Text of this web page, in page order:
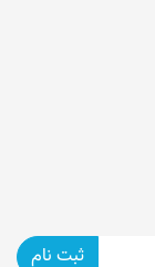
ثبت نام